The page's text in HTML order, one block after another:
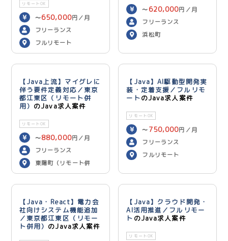
リモートOK
〜650,000円／月
フリーランス
フルリモート
〜 620,000円／月
フリーランス
浜松町
【Java上流】マイグレに
伴う要件定義対応／東京
都江東区（リモート併
用） のJava求人案件
リモートOK
〜880,000円／月
フリーランス
東陽町（リモート併
用）
【Java】AI駆動型開発実
装・定着支援／フルリモ
ートのJava求人案件
リモートOK
〜 750,000円／月
フリーランス
フルリモート
【Java・React】電力会
社向けシステム機能追加
／東京都江東区（リモー
ト併用） のJava求人案件
【Java】クラウド開発・
AI活用推進／フルリモー
ト のJava求人案件
リモートOK